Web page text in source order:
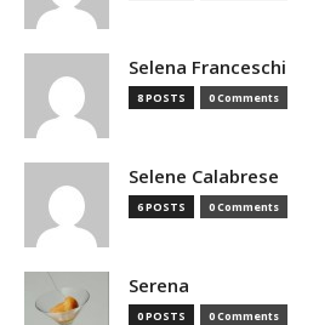
Selena Franceschi
8 POSTS 0 Comments
Selene Calabrese
6 POSTS 0 Comments
Serena
0 POSTS 0 Comments